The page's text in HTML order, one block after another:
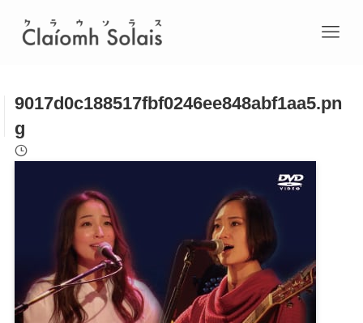
9017d0c188517fbf0246ee848abf1aa5.pn
g